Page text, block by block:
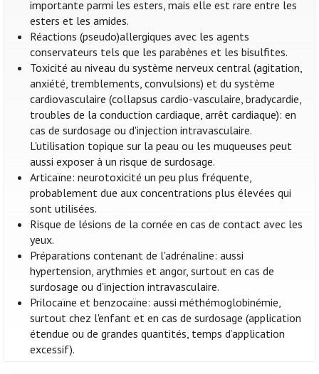
importante parmi les esters, mais elle est rare entre les
esters et les amides.
Réactions (pseudo)allergiques avec les agents
conservateurs tels que les parabènes et les bisulfites.
Toxicité au niveau du système nerveux central (agitation,
anxiété, tremblements, convulsions) et du système
cardiovasculaire (collapsus cardio-vasculaire, bradycardie,
troubles de la conduction cardiaque, arrêt cardiaque): en
cas de surdosage ou d'injection intravasculaire.
L'utilisation topique sur la peau ou les muqueuses peut
aussi exposer à un risque de surdosage.
Articaïne: neurotoxicité un peu plus fréquente,
probablement due aux concentrations plus élevées qui
sont utilisées.
Risque de lésions de la cornée en cas de contact avec les
yeux.
Préparations contenant de l'adrénaline: aussi
hypertension, arythmies et angor, surtout en cas de
surdosage ou d'injection intravasculaire.
Prilocaïne et benzocaïne: aussi méthémoglobinémie,
surtout chez l'enfant et en cas de surdosage (application
étendue ou de grandes quantités, temps d’application
excessif).